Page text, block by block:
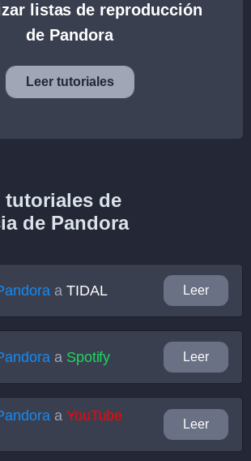
listas de reproducción
de Pandora
Leer tutoriales
tutoriales de
de Pandora
a TIDAL Leer
a Spotify Leer
a YouTube
Leer